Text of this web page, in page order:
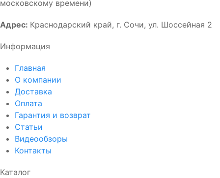
московскому времени)
Адрес: Краснодарский край, г. Сочи, ул. Шоссейная 2
Информация
Главная
О компании
Доставка
Оплата
Гарантия и возврат
Статьи
Видеообзоры
Контакты
Каталог